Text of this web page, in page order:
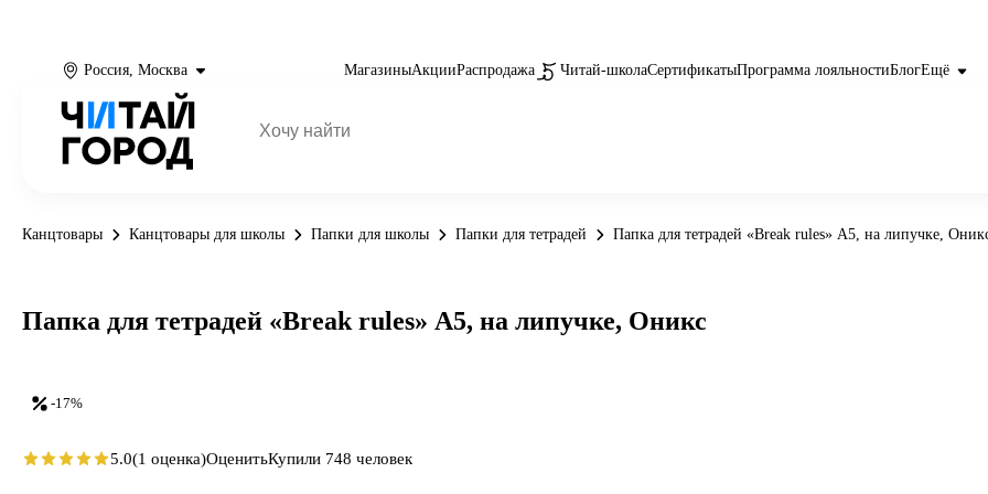
Россия, Москва МагазиныАкцииРаспродажа Читай-школаСертификатыПрограмма лояльностиБлогЕщё
Канцтовары Канцтовары для школы Папки для школы Папки для тетрадей Папка для тетрадей «Break rules» А5, на липучке,
-17%
Папка для тетрадей «Break rules» А5, на липучке, Оникс
5.0(1 оценка)ОценитьКупили 748 человек